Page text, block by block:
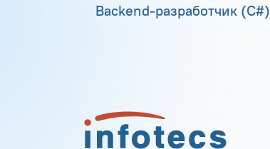
Backend-разработчик (C#)